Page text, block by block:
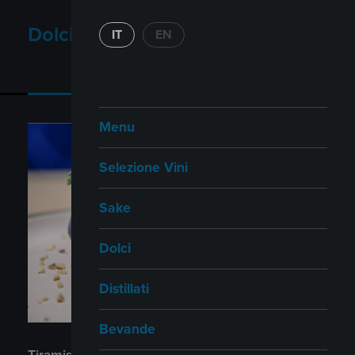
IT EN
Menu
Selezione Vini
Sake
Dolci
Distillati
Bevande
Dolci